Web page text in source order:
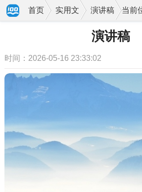
当前
首页 实用文 演讲稿
演讲稿
时间：2026-05-16 23:33:02